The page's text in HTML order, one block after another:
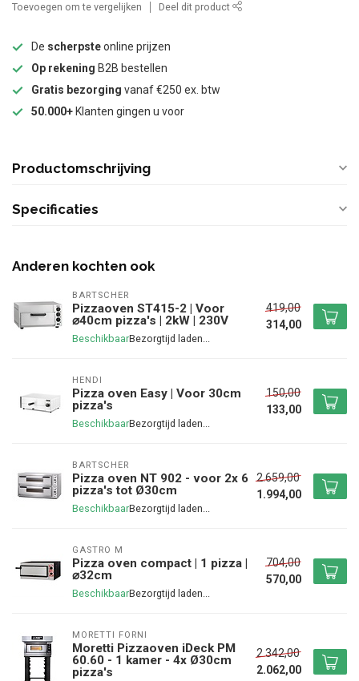
Toevoegen om te vergelijken Deel dit product
De scherpsteonline prijzen
Op rekening B2B bestellen
Gratis bezorging vanaf €250 ex. btw
50.000+ Klanten gingen u voor
Productomschrijving
Specificaties
Anderen kochten ook
BARTSCHER
Pizzaoven ST415-2 | Voor
⌀40cm pizza's | 2kW | 230V
Beschikbaar
419,00
314,00
HENDI
Pizza oven Easy | Voor 30cm
pizza's
Beschikbaar
150,00
133,00
BARTSCHER
Pizza oven NT 902 - voor 2x 6
pizza's tot Ø30cm
Beschikbaar
2.659,00
1.994,00
GASTRO M
Pizza oven compact | 1 pizza |
⌀32cm
Beschikbaar
704,00
570,00
MORETTI FORNI
Moretti Pizzaoven iDeck PM
60.60 - 1 kamer - 4x Ø30cm
pizza's
2.342,00
2.062,00